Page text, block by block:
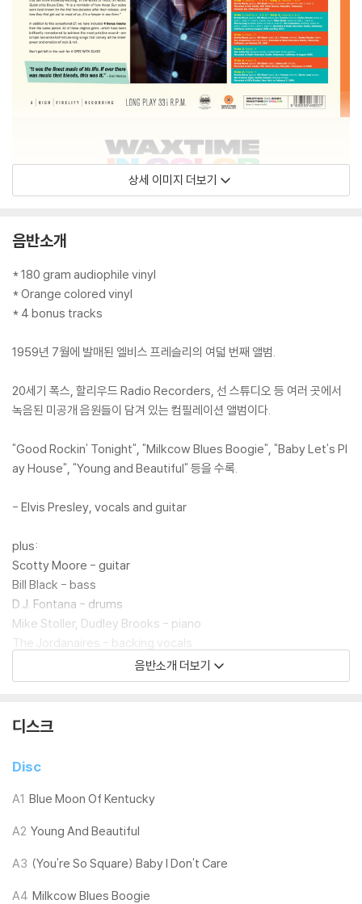
상세 이미지 더보기
음반소개
* 180 gram audiophile vinyl
* Orange colored vinyl
* 4 bonus tracks
1959년 7월에 발매된 엘비스 프레슬리의 여덟 번째 앨범.
20세기 폭스, 할리우드 Radio Recorders, 선 스튜디오 등 여러 곳에서
녹음된 미공개 음원들이 담겨 있는 컴필레이션 앨범이다.
"Good Rockin' Tonight", "Milkcow Blues Boogie", "Baby Let's Pl
ay House", "Young and Beautiful" 등을 수록.
- Elvis Presley, vocals and guitar
plus:
Scotty Moore - guitar
Bill Black - bass
D.J. Fontana - drums
Mike Stoller, Dudley Brooks - piano
The Jordanaires - backing vocals
Recorded between 1954 and May 1957
LP 구매시 참고 사항 안내드립니다.
※ 재킷/구성품/포장 상태
할 수 있으며 속지(이너 슬리브)는 디스크와의 접촉으로 인해 갈라질 수
외관상 불량 확인되는 상품을 개봉 시엔 반품/교환 처리 불가합니다.
2) 디스크 라벨은 공정상 매끄럽게 부착되지 않을 수도 있으며 겉포장 비
닐은 품질보증대상이 아닙니다.
3) 일본 제작 LP는 대부분 겉비닐이 밀봉되어 있지 않습니다.
음반소개 더보기
디스크
Disc
A1 Blue Moon Of Kentucky
A2 Young And Beautiful
A3 (You're So Square) Baby I Don't Care
A4 Milkcow Blues Boogie